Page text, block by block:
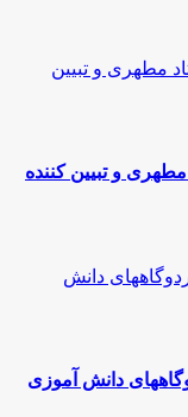
و تبیین کننده
دانش آموزی